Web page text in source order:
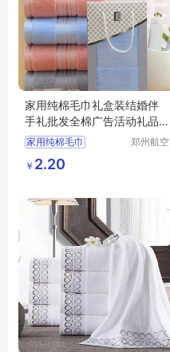
家用纯棉毛巾礼盒装结婚伴
手礼批发全棉广告活动礼品
毛巾刺绣logo
家用纯棉毛巾
礼盒装结婚伴手礼
郑州航空
￥ 2.20